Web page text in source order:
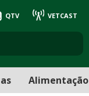
QTV VETCAST
Alimentação